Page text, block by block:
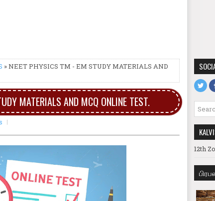
» NEET PHYSICS TM - EM STUDY MATERIALS AND
MATERIALS AND MCQ ONLINE TEST.
12th